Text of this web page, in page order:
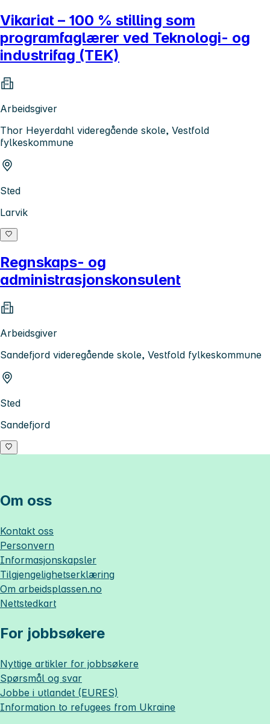
Vikariat – 100 % stilling som
programfaglærer ved Teknologi- og
industrifag (TEK)
Arbeidsgiver
Thor Heyerdahl videregående skole, Vestfold
fylkeskommune
Sted
Larvik
Regnskaps- og
administrasjonskonsulent
Arbeidsgiver
Sandefjord videregående skole, Vestfold fylkeskommune
Sted
Sandefjord
Om oss
Kontakt oss
Personvern
Informasjonskapsler
Tilgjengelighetserklæring
Om arbeidsplassen.no
Nettstedkart
For jobbsøkere
Nyttige artikler for jobbsøkere
Spørsmål og svar
Jobbe i utlandet (EURES)
Information to refugees from Ukraine